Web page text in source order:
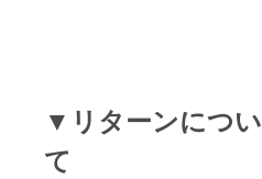
▼リターンについ
て